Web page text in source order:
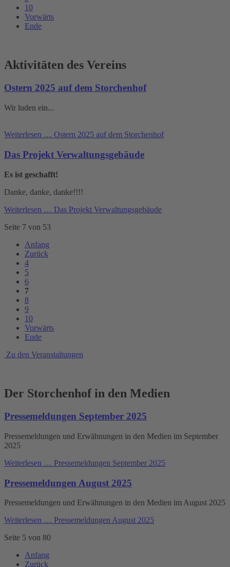
10
Vorwärts
Ende
Aktivitäten des Vereins
Ostern 2025 auf dem Storchenhof
Wir luden ein...
Weiterlesen … Ostern 2025 auf dem Storchenhof
Das Projekt Verwaltungsgebäude
Es ist geschafft!
Danke, danke, danke!!!!
Weiterlesen … Das Projekt Verwaltungsgebäude
Seite 7 von 53
Anfang
Zurück
4
5
6
7
8
9
10
Vorwärts
Ende
Zu den Veranstaltungen
Der Storchenhof in den Medien
Pressemeldungen September 2025
Pressemeldungen und Erwähnungen in den Medien im September
2025
Weiterlesen … Pressemeldungen September 2025
Pressemeldungen August 2025
Pressemeldungen und Erwähnungen in den Medien im August 2025
Weiterlesen … Pressemeldungen August 2025
Seite 5 von 80
Anfang
Zurück